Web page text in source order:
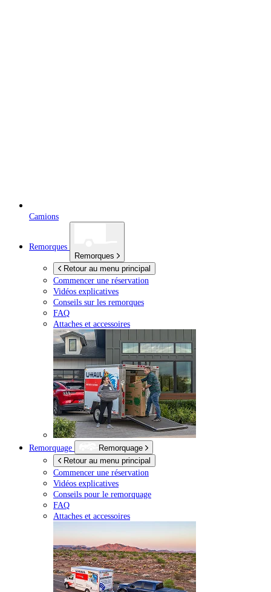
Camions
Remorques
Remorques
Retour au menu principal
Commencer une réservation
Vidéos explicatives
Conseils sur les remorques
FAQ
Attaches et accessoires
Remorquage
Remorquage
Retour au menu principal
Commencer une réservation
Vidéos explicatives
Conseils pour le remorquage
FAQ
Attaches et accessoires